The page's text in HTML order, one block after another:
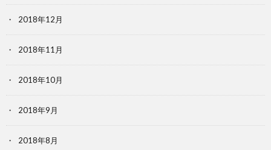
2018年12月
2018年11月
2018年10月
2018年9月
2018年8月